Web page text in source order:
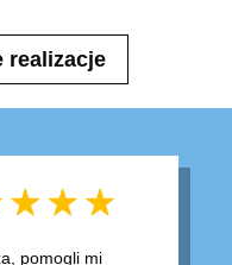
realizacje
pomogli mi